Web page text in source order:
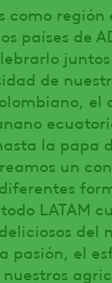
como
países de
de
el
la papa
un
LATAM
del
pasión, el